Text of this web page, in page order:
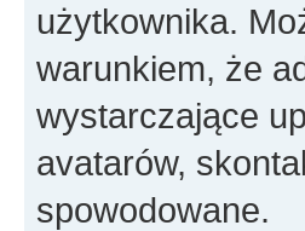
użytkownika.
warunkiem, że
wystarczające
avatarów,
spowodowane.